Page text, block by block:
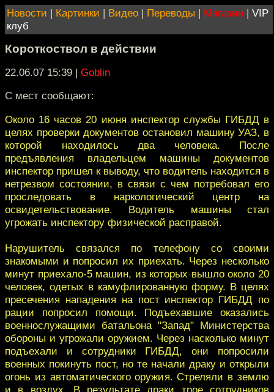
Новости | Картинки | Видео | Переводы | Магазин | VIP
клуб
Короткоствол в действии
22.06.07 15:39 | Goblin
С мест сообщают:
Около 16 часов 20 июня инспектор службы ГИБДД в
целях проверки документов остановил машину УАЗ, в
которой находилось два человека. После
предъявления владельцем машины документов
инспектор пришел к выводу, что водитель находится в
нетрезвом состоянии, в связи с чем потребовал его
проследовать в наркологический центр на
освидетельствование. Водитель машины стал
угрожать инспектору физической расправой.
Нарушитель связался по телефону со своими
знакомыми и попросил их приехать. Через несколько
минут приехало-5 машин, из которых вышло около 20
человек, одетых в камуфлированную форму. В целях
пресечения нападения на пост инспектор ГИБДД по
рации попросил помощи. Подъехавшие оказались
военнослужащими батальона "Запад" Министерства
обороны и угрожали оружием. Через насколько минут
подъехали и сотрудники ГИБДД, они попросили
военных покинуть пост, но те начали драку и открыли
огонь из автоматического оружия. Стреляли в землю
и в воздух. В результате драки трое сотрудников